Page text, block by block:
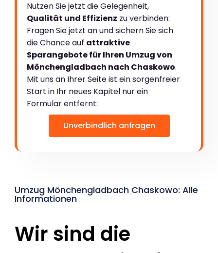
Nutzen Sie jetzt die Gelegenheit,
Qualität und Effizienz zu verbinden:
Fragen Sie jetzt an und sichern Sie sich
die Chance auf attraktive
Sparangebote für Ihren Umzug von
Mönchengladbach nach Chaskowo.
Mit uns an Ihrer Seite ist ein sorgenfreier
Start in Ihr neues Kapitel nur ein
Formular entfernt:
Unverbindlich anfragen
Umzug Mönchengladbach Chaskowo: Alle
Informationen
Wir sind die